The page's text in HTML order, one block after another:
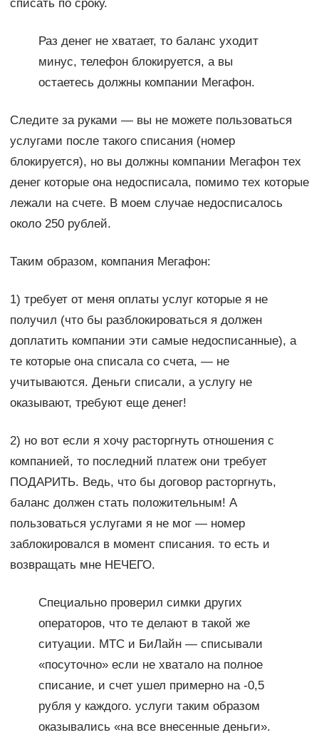
списать по сроку.
Раз денег не хватает, то баланс уходит
минус, телефон блокируется, а вы
остаетесь должны компании Мегафон.
Следите за руками — вы не можете пользоваться
услугами после такого списания (номер
блокируется), но вы должны компании Мегафон тех
денег которые она недосписала, помимо тех которые
лежали на счете. В моем случае недосписалось
около 250 рублей.
Таким образом, компания Мегафон:
1) требует от меня оплаты услуг которые я не
получил (что бы разблокироваться я должен
доплатить компании эти самые недосписанные), а
те которые она списала со счета, — не
учитываются. Деньги списали, а услугу не
оказывают, требуют еще денег!
2) но вот если я хочу расторгнуть отношения с
компанией, то последний платеж они требует
ПОДАРИТЬ. Ведь, что бы договор расторгнуть,
баланс должен стать положительным! А
пользоваться услугами я не мог — номер
заблокировался в момент списания. то есть и
возвращать мне НЕЧЕГО.
Специально проверил симки других
операторов, что те делают в такой же
ситуации. МТС и БиЛайн — списывали
«посуточно» если не хватало на полное
списание, и счет ушел примерно на -0,5
рубля у каждого. услуги таким образом
оказывались «на все внесенные деньги».